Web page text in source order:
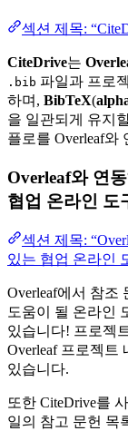
섹션 제목:
CiteDrive는
.bib 파일과 프로
하며, BibTeX(
을 일관되게 유지
플로를 Overleaf와
Overleaf와 연
협업 온라인 도
섹션 제목:
있는 협업 온라인
Overleaf에서 참조
도움이 될 온라인
있습니다! 프로젝
Overleaf 프로젝트
있습니다.
또한 CiteDrive를
일의 참고 문헌 목